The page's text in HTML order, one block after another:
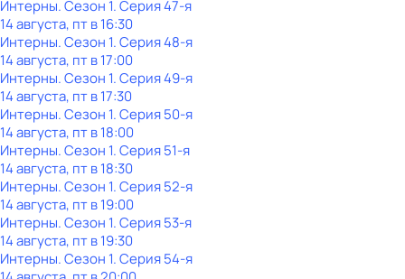
Интерны. Сезон 1. Серия 47-я
14 августа, пт в 16:30
Интерны. Сезон 1. Серия 48-я
14 августа, пт в 17:00
Интерны. Сезон 1. Серия 49-я
14 августа, пт в 17:30
Интерны. Сезон 1. Серия 50-я
14 августа, пт в 18:00
Интерны. Сезон 1. Серия 51-я
14 августа, пт в 18:30
Интерны. Сезон 1. Серия 52-я
14 августа, пт в 19:00
Интерны. Сезон 1. Серия 53-я
14 августа, пт в 19:30
Интерны. Сезон 1. Серия 54-я